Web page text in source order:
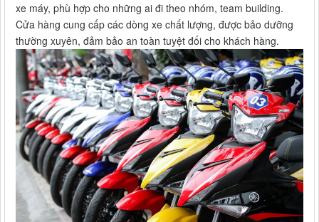
xe máy, phù hợp cho những ai đi theo nhóm, team building.
Cửa hàng cung cấp các dòng xe chất lượng, được bảo dưỡng
thường xuyên, đảm bảo an toàn tuyệt đối cho khách hàng.